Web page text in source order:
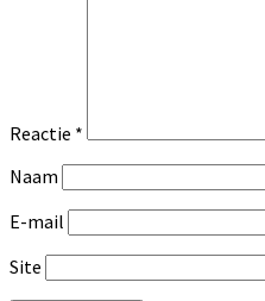
Reactie *
Naam
E-mail
Site